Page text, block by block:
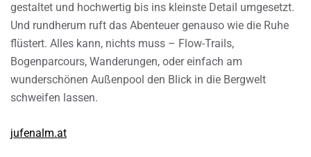
gestaltet und hochwertig bis ins kleinste Detail umgesetzt.
Und rundherum ruft das Abenteuer genauso wie die Ruhe
flüstert. Alles kann, nichts muss – Flow-Trails,
Bogenparcours, Wanderungen, oder einfach am
wunderschönen Außenpool den Blick in die Bergwelt
schweifen lassen.
jufenalm.at